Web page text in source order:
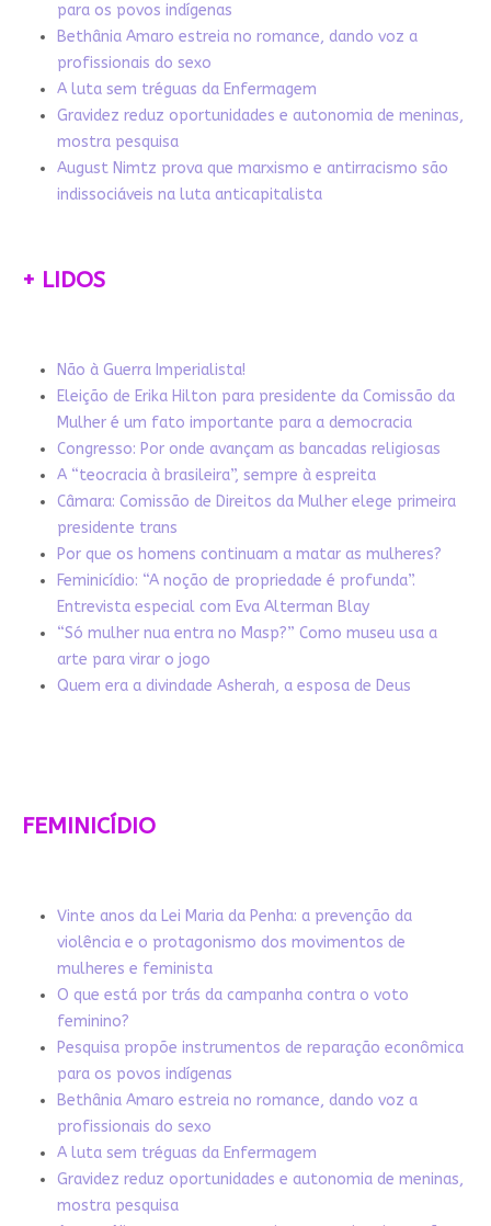
para os povos indígenas
Bethânia Amaro estreia no romance, dando voz a
profissionais do sexo
A luta sem tréguas da Enfermagem
Gravidez reduz oportunidades e autonomia de meninas,
mostra pesquisa
August Nimtz prova que marxismo e antirracismo são
indissociáveis na luta anticapitalista
+ LIDOS
Não à Guerra Imperialista!
Eleição de Erika Hilton para presidente da Comissão da
Mulher é um fato importante para a democracia
Congresso: Por onde avançam as bancadas religiosas
A “teocracia à brasileira”, sempre à espreita
Câmara: Comissão de Direitos da Mulher elege primeira
presidente trans
Por que os homens continuam a matar as mulheres?
Feminicídio: “A noção de propriedade é profunda”.
Entrevista especial com Eva Alterman Blay
“Só mulher nua entra no Masp?” Como museu usa a
arte para virar o jogo
Quem era a divindade Asherah, a esposa de Deus
FEMINICÍDIO
Vinte anos da Lei Maria da Penha: a prevenção da
violência e o protagonismo dos movimentos de
mulheres e feminista
O que está por trás da campanha contra o voto
feminino?
Pesquisa propõe instrumentos de reparação econômica
para os povos indígenas
Bethânia Amaro estreia no romance, dando voz a
profissionais do sexo
A luta sem tréguas da Enfermagem
Gravidez reduz oportunidades e autonomia de meninas,
mostra pesquisa